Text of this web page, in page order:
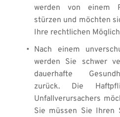
werden von einem
stürzen und möchten
Ihre rechtlichen
Nach einem
werden Sie schwer
dauerhafte
zurück. Die
Unfallverursachers
Sie müssen Sie Ihren